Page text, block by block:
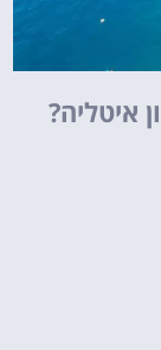
איטליה?